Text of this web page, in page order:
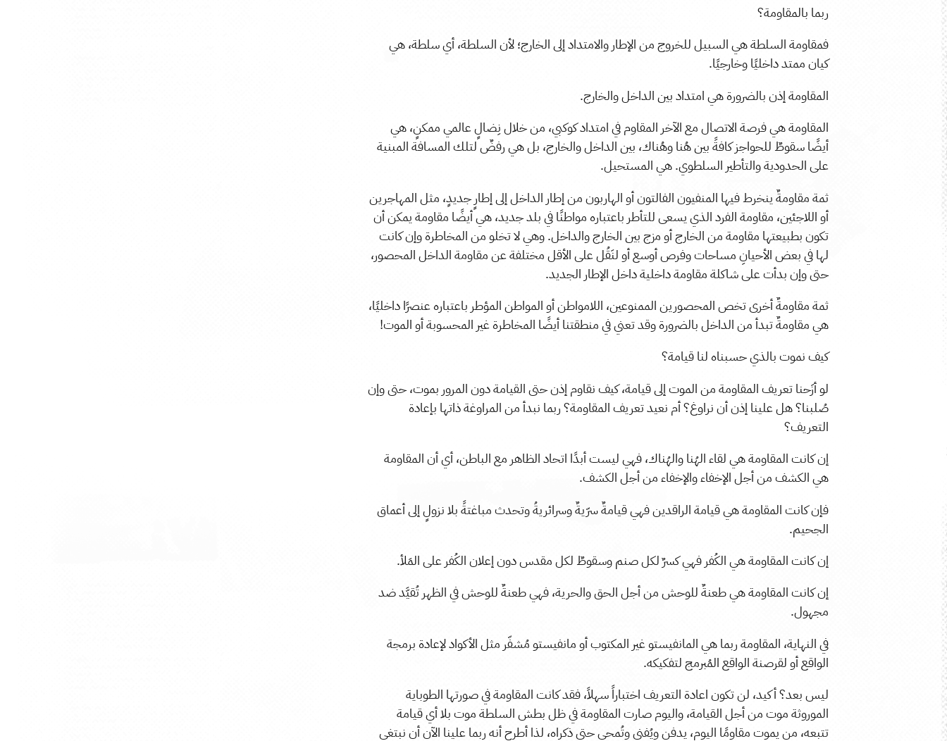
ربما بالمقاومة؟
فمقاومة السلطة هي السبيل للخروج من الإطار والامتداد إلى الخارج؛ لأن السلطة، أي سلطة، هي
كيان ممتد داخليًا وخارجيًا.
المقاومة إذن بالضرورة هي امتداد بين الداخل والخارج.
المقاومة هي فرصة الاتصال مع الآخر المقاوم في امتداد كوكبي، من خلال نِضالٍ عالمي ممكنٍ، هي
أيضًا سقوطٌ للحواجز كافةً بين هُنا وهُناك، بين الداخل والخارج، بل هي رفضٌ لتلك المسافة المبنية
على الحدودية والتأطير السلطوي. هي المستحيل.
ثمة مقاومةٌ ينخرط فيها المنفيون الفالتون أو الهاربون من إطار الداخل إلى إطارٍ جديدٍ، مثل المهاجرين
أو اللاجئين، مقاومة الفرد الذي يسعى للتأطر باعتباره مواطنًا في بلد جديد، هي أيضًا مقاومة يمكن أن
تكون بطبيعتها مقاومة من الخارج أو مزج بين الخارج والداخل. وهي لا تخلو من المخاطرة وإن كانت
لها في بعض الأحيانِ مساحات وفرص أوسع أو لنَقُل على الأقل مختلفة عن مقاومة الداخل المحصور،
حتى وإن بدأت على شاكلة مقاومة داخلية داخل الإطار الجديد.
ثمة مقاومةٌ أخرى تخص المحصورين الممنوعين، اللامواطن أو المواطن المؤطر باعتباره عنصرًا داخليًا،
هي مقاومةٌ تبدأ من الداخل بالضرورة وقد تعني في منطقتنا أيضًا المخاطرة غير المحسوبة أو الموت!
كيف نموت بالذي حسبناه لنا قيامة؟
لو أزَحنا تعريف المقاومة من الموت إلى قيامة، كيف نقاوم إذن حتى القيامة دون المرور بموت، حتى وإن
صُلبنا؟ هل علينا إذن أن نراوغ؟ أم نعيد تعريف المقاومة؟ ربما نبدأ من المراوغة ذاتها بإعادة
التعريف؟
إن كانت المقاومة هي لقاء الهُنا والهُناك، فهي ليست أبدًا اتحاد الظاهر مع الباطن، أي أن المقاومة
هي الكشف من أجل الإخفاء والإخفاء من أجل الكشف.
فإن كانت المقاومة هي قيامة الراقدين فهي قيامةٌ سرّيةٌ وسرائريةُ وتحدث مباغتةً بلا نزولٍ إلى أعماق
الجحيم.
إن كانت المقاومة هي الكُفر فهي كسرٌ لكل صنم وسقوطٌ لكل مقدس دون إعلان الكُفر على المَلأ.
إن كانت المقاومة هي طعنةٌ للوحش من أجل الحق والحرية، فهي طعنةٌ للوحش في الظهر تُقيَّد ضد
مجهول.
في النهاية، المقاومة ربما هي المانفيستو غير المكتوب أو مانفيستو مُشفّر مثل الأكواد لإعادة برمجة
الواقع أو لقرصنة الواقع المُبرمج لتفكيكه.
ليس بعد؟ أكيد، لن تكون اعادة التعريف اختباراً سهلاً، فقد كانت المقاومة في صورتها الطوباية
الموروثة موت من أجل القيامة، واليوم صارت المقاومة في ظل بطش السلطة موت بلا أي قيامة
تتبعه، من يموت مقاومًا اليوم، يدفن ويُفنى وتُمحى حتى ذكراه، لذا أطرح أنه ربما علينا الآن أن نبتغي